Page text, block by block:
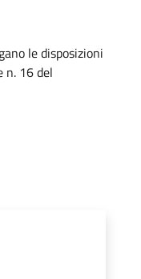
le disposizioni
n. 16 del